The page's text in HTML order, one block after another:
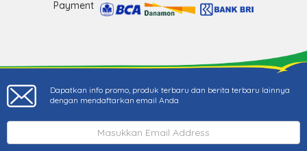
Payment
Dapatkan info promo, produk terbaru dan berita terbaru lainnya
dengan mendaftarkan email Anda